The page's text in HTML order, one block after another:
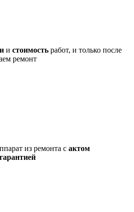
и стоимость работ, и только после
ремонт
из ремонта с актом
гарантией